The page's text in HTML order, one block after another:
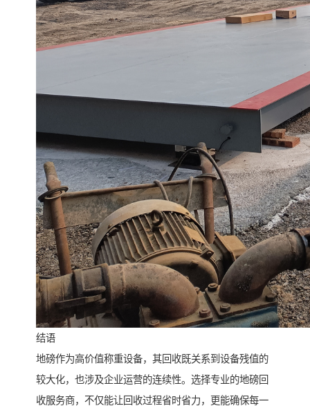
结语
地磅作为高价值称重设备，其回收既关系到设备残值的
较大化，也涉及企业运营的连续性。选择专业的地磅回
收服务商，不仅能让回收过程省时省力，更能确保每一